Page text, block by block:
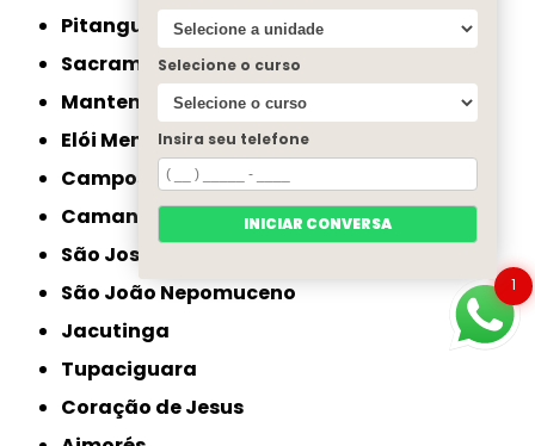
Pitangui
Sacramento
Mantena
Elói Mendes
Campos Gerais
Camanducaia
São José da Lapa
São João Nepomuceno
Jacutinga
Tupaciguara
Coração de Jesus
1
Selecione o curso
Insira seu telefone
INICIAR CONVERSA